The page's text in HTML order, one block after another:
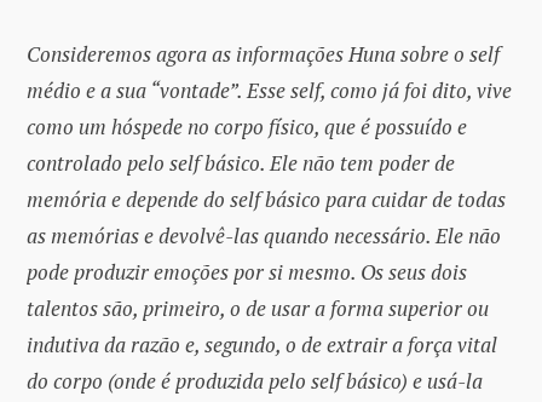
Consideremos agora as informações Huna sobre o self
médio e a sua “vontade”. Esse self, como já foi dito, vive
como um hóspede no corpo físico, que é possuído e
controlado pelo self básico. Ele não tem poder de
memória e depende do self básico para cuidar de todas
as memórias e devolvê-las quando necessário. Ele não
pode produzir emoções por si mesmo. Os seus dois
talentos são, primeiro, o de usar a forma superior ou
indutiva da razão e, segundo, o de extrair a força vital
do corpo (onde é produzida pelo self básico) e usá-la